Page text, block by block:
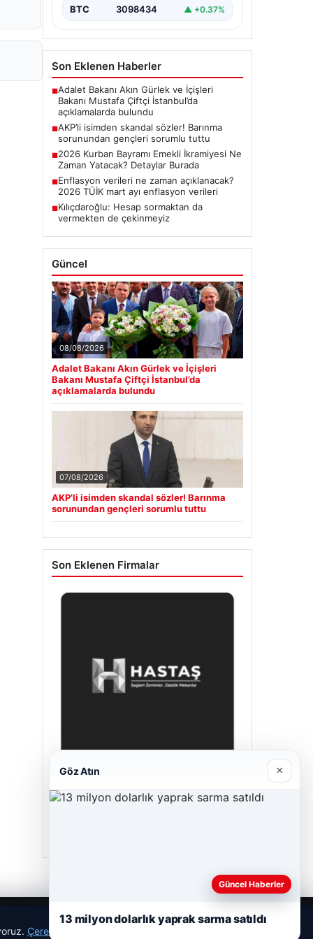
BTC 3098434 ▲ +0.37%
Son Eklenen Haberler
■Adalet Bakanı Akın Gürlek ve İçişleri
Bakanı Mustafa Çiftçi İstanbul’da
açıklamalarda bulundu
■AKP’li isimden skandal sözler! Barınma
sorunundan gençleri sorumlu tuttu
■2026 Kurban Bayramı Emekli İkramiyesi Ne
Zaman Yatacak? Detaylar Burada
■Enflasyon verileri ne zaman açıklanacak?
2026 TÜİK mart ayı enflasyon verileri
■Kılıçdaroğlu: Hesap sormaktan da
vermekten de çekinmeyiz
Güncel
08/08/2026
Adalet Bakanı Akın Gürlek ve İçişleri
Bakanı Mustafa Çiftçi İstanbul’da
açıklamalarda bulundu
07/08/2026
AKP’li isimden skandal sözler! Barınma
sorunundan gençleri sorumlu tuttu
Son Eklenen Firmalar
Hastaş Beton
26/05/2026
Çerez Politikamız
Göz Atın ×
Güncel Haberler
13 milyon dolarlık yaprak sarma satıldı